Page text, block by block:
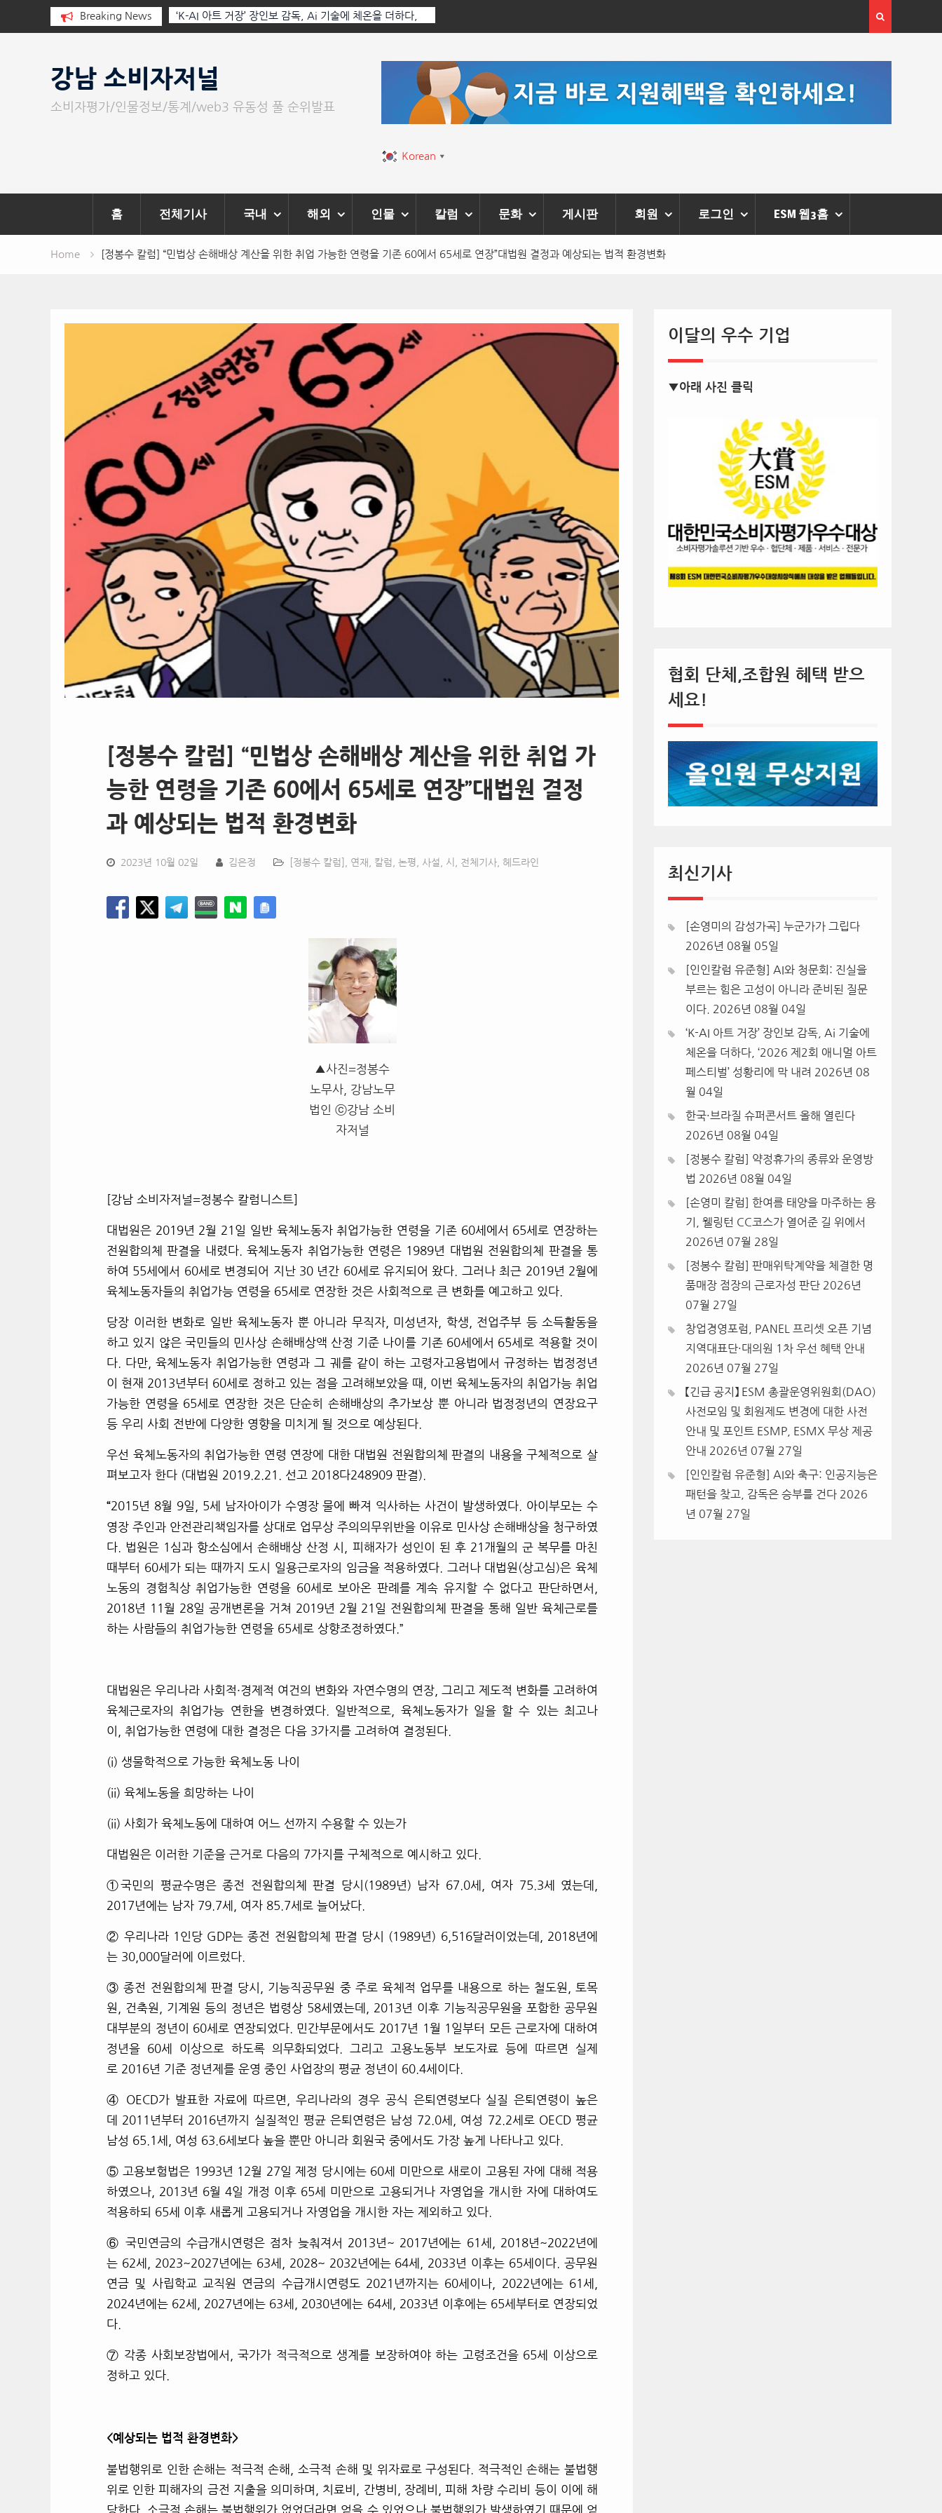
Breaking News
‘K-AI 아트 거장’ 장인보 감독, Ai 기술에 체온을 더하다,
‘2026 제2회 애니멀 아트 페스티벌’ 성황리에 막 내려
한국·브라질 슈퍼콘서트 올해 열린다
[손영미 칼럼]
스가 열어준 길
강남 소비자저널
소비자평가/인물정보/통계/web3 유동성 풀 순위발표
Korean ▼
홈 전체기사 국내 해외 인물 칼럼 문화 게시판 회원 로그인 ESM 웹3홈
Home [정봉수 칼럼] “민법상 손해배상 계산을 위한 취업 가능한 연령을 기존 60에서 65세로 연장”대법원 결정과 예상되는 법적 환경변화
[정봉수 칼럼] “민법상 손해배상 계산을 위한 취업 가
능한 연령을 기존 60에서 65세로 연장”대법원 결정
과 예상되는 법적 환경변화
2023년 10월 02일 김은정 [정봉수 칼럼] 연재, 칼럼, 논평, 사설, 시 전체기사 헤드라인
▲사진=정봉수
노무사, 강남노무
법인 ⓒ강남 소비
자저널
[강남 소비자저널=정봉수 칼럼니스트]
대법원은 2019년 2월 21일 일반 육체노동자 취업가능한 연령을 기존 60세에서 65세로 연장하는
전원합의체 판결을 내렸다.
육체노동자 취업가능한 연령은 1989년 대법원 전원합의체 판결을 통
하여 55세에서 60세로 변경되어 지난 30 년간 60세로 유지되어 왔다. 그러나 최근 2019년 2월에
육체노동자들의 취업가능 연령을 65세로 연장한 것은 사회적으로 큰 변화를 예고하고 있다.
당장 이러한 변화로 일반 육체노동자 뿐 아니라 무직자, 미성년자, 학생, 전업주부 등 소득활동을
하고 있지 않은 국민들의 민사상 손해배상액 산정 기준 나이를 기존 60세에서 65세로 적용할 것이
다. 다만, 육체노동자 취업가능한 연령과 그 궤를 같이 하는 고령자고용법에서 규정하는 법정정년
이 현재 2013년부터 60세로 정하고 있는 점을 고려해보았을 때, 이번 육체노동자의 취업가능 취업
가능한 연령을 65세로 연장한 것은 단순히 손해배상의 추가보상 뿐 아니라 법정정년의 연장요구
등 우리 사회 전반에 다양한 영향을 미치게 될 것으로 예상된다.
우선 육체노동자의 취업가능한 연령 연장에 대한 대법원 전원합의체 판결의 내용을 구체적으로 살
펴보고자 한다 (대법원 2019.2.21. 선고 2018다248909 판결)
“2015년 8월 9일, 5세 남자아이가 수영장 물에 빠져 익사하는 사건이 발생하였다. 아이부모는 수
영장 주인과 안전관리책임자를 상대로 업무상 주의 의무위반을 이유로 민사상 손해배상을 청구하였
다. 법원은 1심과 항소심에서 손해배상 산정 시, 피해자가 성인이 된 후 21개월의 군 복무를 마친
때부터 60세가 되는 때까지 도시 일용근로자의 임금을 적용하였다. 그러나 대법원(상고심)은 육체
노동의 경험칙상 취업가능한 연령을 60세로 보아온 판례를 계속 유지할 수 없다고 판단하면서,
2018년 11월 28일 공개변론을 거쳐 2019년 2월 21일 전원합의체 판결을 통해 일반 육체근로를
하는 사람들의 취업가능한 연령을 65세로 상향조정하였다. ”
대법원은 우리나라 사회적·경제적 여건의 변화와 자연수명의 연장, 그리고 제도적 변화를 고려하여
육체근로자의 취업가능 연한을 변경하였다. 일반적으로, 육체노동자가 일을 할 수 있는 최고나
이, 취업가능한 연령에 대한 결정은 다음 3가지를 고려하여 결정된다
(i) 생물학적으로 가능한 육체노동 나이
(ii) 육체노동을 희망하는 나이
(ii) 사회가 육체노동에 대하여 어느 선까지 수용할 수 있는가
대법원은 이러한 기준을 근거로 다음의 7가지를 구체적으로 예시하고 있다.
①국민의 평균수명은 종전 전원합의체 판결 당시(1989년) 남자 67.0세, 여자 75.3세 였는데,
2017년에는 남자 79.7세, 여자 85.7세로 늘어났다.
② 우리나라 1인당 GDP는 종전 전원합의체 판결 당시 (1989년) 6,516달러이었는데, 2018년에
는 30,000달러에 이르렀다.
③ 종전 전원합의체 판결 당시, 기능직공무원 중 주로 육체적 업무를 내용으로 하는 철도원, 토목
원, 건축원, 기계원 등의 정년은 법령상 58세였는데, 2013년 이후 기능직공무원을 포함한 공무원
대부분의 정년이 60세로 연장되었다. 민간부문에서도 2017년 1월 1일부터 모든 근로자에 대하여
정년을 60세 이상으로 하도록 의무화되었다. 그리고 고용노동부 보도자료 등에 따르면 실제
로 2016년 기준 정년제를 운영 중인 사업장의 평균 정년이 60.4세이다.
④ OECD가 발표한 자료에 따르면, 우리나라의 경우 공식 은퇴연령보다 실질 은퇴연령이 높은
데 2011년부터 2016년까지 실질적인 평균 은퇴연령은 남성 72.0세, 여성 72.2세로 OECD 평균
남성 65.1세, 여성 63.6세보다 높을 뿐만 아니라 회원국 중에서도 가장 높게 나타나고 있다.
⑤ 고용보험법은 1993년 12월 27일 제정 당시에는 60세 미만으로 새로이 고용된 자에 대해 적용
하였으나, 2013년 6월 4일 개정 이후 65세 미만으로 고용되거나 자영업을 개시한 자에 대하여도
적용하되 65세 이후 새롭게 고용되거나 자영업을 개시한 자는 제외하고 있다.
⑥ 국민연금의 수급개시연령은 점차 늦춰져서 2013년~ 2017년에는 61세, 2018년~2022년에
는 62세, 2023~2027년에는 63세, 2028~ 2032년에는 64세, 2033년 이후는 65세이다. 공무원
연금 및 사립학교 교직원 연금의 수급개시연령도 2021년까지는 60세이나, 2022년에는 61세,
2024년에는 62세, 2027년에는 63세, 2030년에는 64세, 2033년 이후에는 65세부터로 연장되었
다.
⑦ 각종 사회보장법에서, 국가가 적극적으로 생계를 보장하여야 하는 고령조건을 65세 이상으로
정하고 있다.
<예상되는 법적 환경변화>
불법행위로 인한 손해는 적극적 손해, 소극적 손해 및 위자료로 구성된다. 적극적인 손해는 불법행
위로 인한 피해자의 금전 지출을 의미하며, 치료비, 간병비, 장례비, 피해 차량 수리비 등이 이에 해
당한다. 소극적 손해는 불법행위가 없었더라면 얻을 수 있었으나 불법행위가 발생하였기 때문에 얻
이달의 우수 기업
▼아래 사진 클릭
협회 단체,조합원 혜택 받으
세요!
최신기사
[손영미의 감성가곡] 누군가가 그립다
2026년 08월 05일
[인인칼럼 유준형] AI와 청문회: 진실을
부르는 힘은 고성이 아니라 준비된 질문
이다.
2026년 08월 04일
‘K-AI 아트 거장’ 장인보 감독, Ai 기술에
체온을 더하다, ‘2026 제2회 애니멀 아트
페스티벌’ 성황리에 막 내려 2026년 08
월 04일
한국·브라질 슈퍼콘서트 올해 열린다
2026년 08월 04일
[정봉수 칼럼] 약정휴가의 종류와 운영방
법 2026년 08월 04일
[손영미 칼럼] 한여름 태양을 마주하는 용
기, 웰링턴 CC코스가 열어준 길 위에서
2026년 07월 28일
[정봉수 칼럼] 판매위탁계약을 체결한 명
품매장 점장의 근로자성 판단 2026년
07월 27일
창업경영포럼, PANEL 프리셋 오픈 기념
지역대표단·대의원 1차 우선 혜택 안내
2026년 07월 27일
【긴급 공지】 ESM 총괄운영위원회(DAO)
사전모임 및 회원제도 변경에 대한 사전
안내 및 포인트 ESMP, ESMX 무상 제공
안내 2026년 07월 27일
[인인칼럼 유준형] AI와 축구: 인공지능은
패턴을 찾고, 감독은 승부를 건다 2026
년 07월 27일